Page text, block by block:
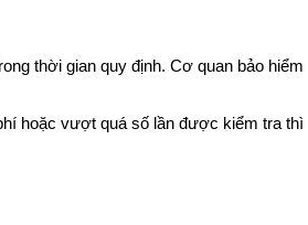
thời gian quy định. Cơ quan bảo hiểm
hoặc vượt quá số lần được kiểm tra thì